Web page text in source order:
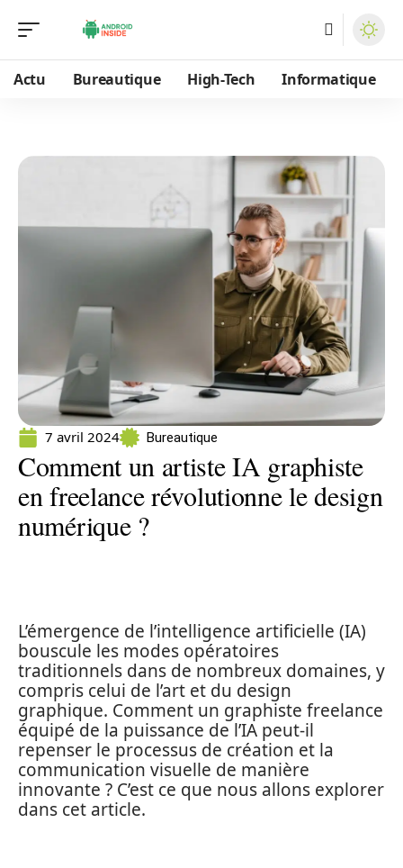
Actu Bureautique High-Tech Informatique
7 avril 2024 Bureautique
Comment un artiste IA graphiste
en freelance révolutionne le design
numérique ?
L’émergence de l’intelligence artificielle (IA)
bouscule les modes opératoires
traditionnels dans de nombreux domaines, y
compris celui de l’art et du design
graphique. Comment un graphiste freelance
équipé de la puissance de l’IA peut-il
repenser le processus de création et la
communication visuelle de manière
innovante ? C’est ce que nous allons explorer
dans cet article.